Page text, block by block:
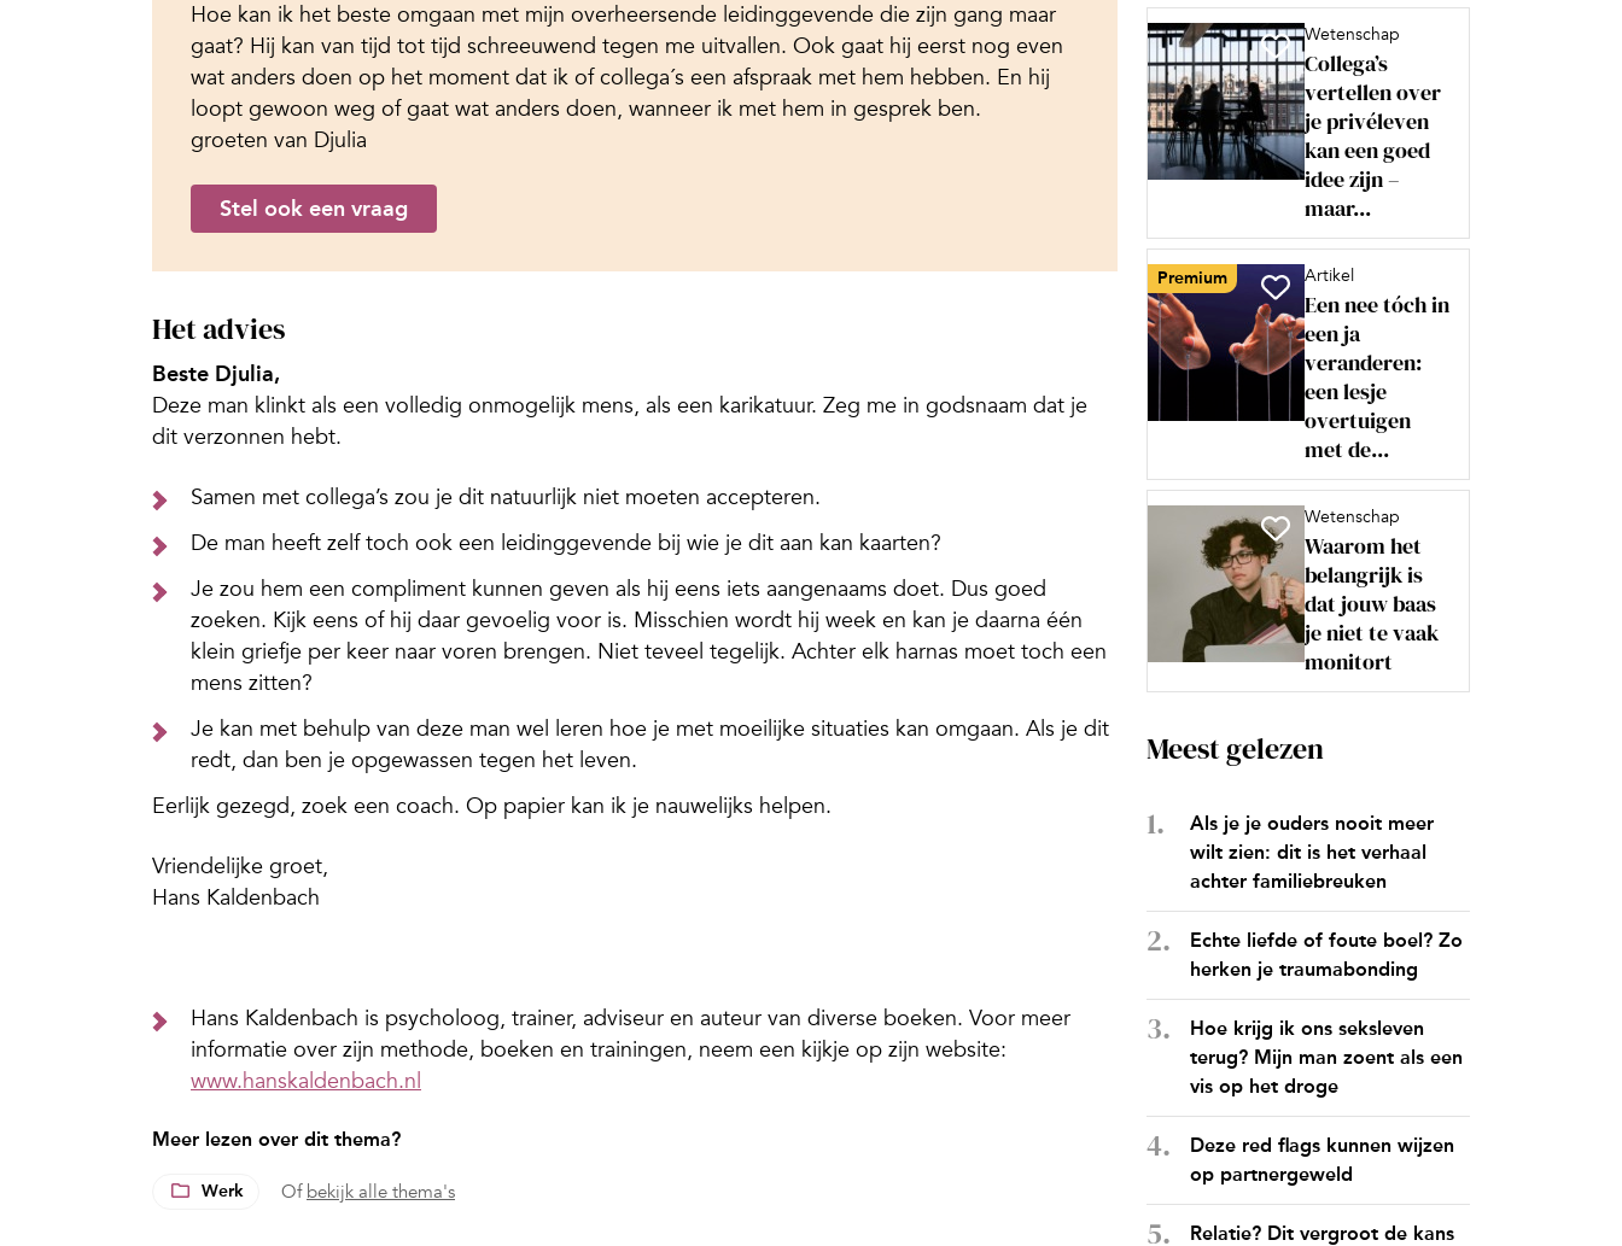
Hoe kan ik het beste omgaan met mijn overheersende leidinggevende die zijn gang maar
gaat? Hij kan van tijd tot tijd schreeuwend tegen me uitvallen. Ook gaat hij eerst nog even
wat anders doen op het moment dat ik of collega´s een afspraak met hem hebben. En hij
loopt gewoon weg of gaat wat anders doen, wanneer ik met hem in gesprek ben.
groeten van Djulia
Stel ook een vraag
Het advies
Beste Djulia,
Deze man klinkt als een volledig onmogelijk mens, als een karikatuur. Zeg me in godsnaam dat je
dit verzonnen hebt.
Samen met collega’s zou je dit natuurlijk niet moeten accepteren.
De man heeft zelf toch ook een leidinggevende bij wie je dit aan kan kaarten?
Je zou hem een compliment kunnen geven als hij eens iets aangenaams doet. Dus goed
zoeken. Kijk eens of hij daar gevoelig voor is. Misschien wordt hij week en kan je daarna één
klein griefje per keer naar voren brengen. Niet teveel tegelijk. Achter elk harnas moet toch een
mens zitten?
Je kan met behulp van deze man wel leren hoe je met moeilijke situaties kan omgaan. Als je dit
redt, dan ben je opgewassen tegen het leven.
Eerlijk gezegd, zoek een coach. Op papier kan ik je nauwelijks helpen.
Vriendelijke groet,
Hans Kaldenbach
Hans Kaldenbach is psycholoog, trainer, adviseur en auteur van diverse boeken. Voor meer
informatie over zijn methode, boeken en trainingen, neem een kijkje op zijn website:
www.hanskaldenbach.nl
Meer lezen over dit thema?
Werk Of bekijk alle thema's
Wetenschap
Collega’s
vertellen over
je privéleven
kan een goed
idee zijn –
maar...
Premium Artikel
Een nee tóch in
een ja
veranderen:
een lesje
overtuigen
met de...
Wetenschap
Waarom het
belangrijk is
dat jouw baas
je niet te vaak
monitort
Meest gelezen
Als je je ouders nooit meer
wilt zien: dit is het verhaal
achter familiebreuken
Echte liefde of foute boel? Zo
herken je traumabonding
Hoe krijg ik ons seksleven
terug? Mijn man zoent als een
vis op het droge
Deze red flags kunnen wijzen
op partnergeweld
Relatie? Dit vergroot de kans